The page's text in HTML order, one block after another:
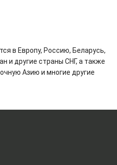
в Европу, Россию, Беларусь,
и другие страны СНГ, а также
Азию и многие другие